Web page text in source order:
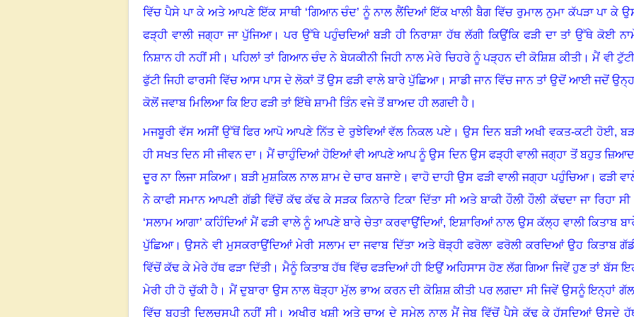
ਵਿੱਚ ਪੈਸੇ ਪਾ ਕੇ ਅਤੇ ਆਪਣੇ ਇੱਕ ਸਾਥੀ ‘ਗਿਆਨ ਚੰਦ’ਨੂੰ ਨਾਲ ਲੈਂਦਿਆਂ ਇੱਕ ਖਾਲੀ ਬੈਗ ਵਿੱਚ ਰੁਮਾਲ ਨੁਮਾ ਕੱਪੜਾ ਪਾ ਕੇ
ਫੜ੍ਹੀ ਵਾਲੀ ਜਗ੍ਹਾ ਜਾ ਪੁੱਜਿਆ।ਪਰ ਉੱਥੇ ਪਹੁੰਚਦਿਆਂ ਬੜੀ ਹੀ ਨਿਰਾਸ਼ਾ ਹੱਥ ਲੱਗੀ ਕਿਉਂਕਿ ਫੜੀ ਦਾ ਤਾਂ ਉੱਥੇ ਕੋਈ
ਨਿਸ਼ਾਨ ਹੀ ਨਹੀਂ ਸੀ।ਪਹਿਲਾਂ ਤਾਂ ਗਿਆਨ ਚੰਦ ਨੇ ਬੇਯਕੀਨੀ ਜਿਹੀ ਨਾਲ ਮੇਰੇ ਚਿਹਰੇ ਨੂੰ ਪੜ੍ਹਨ ਦੀ ਕੋਸ਼ਿਸ਼ ਕੀਤੀ। ਮੈਂ ਵੀ
ਫੁੱਟੀ ਜਿਹੀ ਫਾਰਸੀ ਵਿੱਚ ਆਸ ਪਾਸ ਦੇ ਲੋਕਾਂ ਤੋਂ ਉਸ ਫੜੀ ਵਾਲੇ ਬਾਰੇ ਪੁੱਛਿਆ। ਸਾਡੀ ਜਾਨ ਵਿੱਚ ਜਾਨ ਤਾਂ ਉਦੋਂ ਆਈ ਜਦੋਂ
ਕੋਲੋਂ ਜਵਾਬ ਮਿਲਿਆ ਕਿ ਇਹ ਫੜੀ ਤਾਂ ਇੱਥੇ ਸ਼ਾਮੀ ਤਿੰਨ ਵਜੇ ਤੋਂ ਬਾਅਦ ਹੀ ਲਗਦੀ ਹੈ ।
ਮਜਬੂਰੀ ਵੱਸ ਅਸੀਂ ਉੱਥੋਂ ਫਿਰ ਆਪੋ ਆਪਣੇ ਨਿੱਤ ਦੇ ਰੁਝੇਵਿਆਂ ਵੱਲ ਨਿਕਲ ਪਏ । ਉਸ ਦਿਨ ਬੜੀ ਅਖੀ ਵਕਤ-ਕਟੀ ਹੋਈ,
ਹੀ ਸਖਤ ਦਿਨ ਸੀ ਜੀਵਨ ਦਾ। ਮੈਂ ਚਾਹੁੰਦਿਆਂ ਹੋਇਆਂ ਵੀ ਆਪਣੇ ਆਪ ਨੂੰ ਉਸ ਦਿਨ ਉਸ ਫੜ੍ਹੀ ਵਾਲੀ ਜਗ੍ਹਾ ਤੋਂ ਬਹੁਤ
ਦੂਰ ਨਾ ਲਿਜਾ ਸਕਿਆ।ਬੜੀ ਮੁਸ਼ਕਿਲ ਨਾਲ ਸ਼ਾਮ ਦੇ ਚਾਰ ਬਜਾਏ। ਵਾਹੋ ਦਾਹੀ ਉਸ ਫੜੀ ਵਾਲੀ ਜਗ੍ਹਾ ਪਹੁੰਚਿਆ। ਫੜੀ
ਨੇ ਕਾਫੀ ਸਮਾਨ ਆਪਣੀ ਗੱਡੀ ਵਿੱਚੋਂ ਕੱਢ ਕੱਢ ਕੇ ਸੜਕ ਕਿਨਾਰੇ ਟਿਕਾ ਦਿੱਤਾ ਸੀ ਅਤੇ ਬਾਕੀ ਹੌਲੀ ਹੌਲੀ ਕੱਢਦਾ ਜਾ ਰਿਹਾ ਸੀ
‘ਸਲਾਮ ਆਗਾ’ਕਹਿੰਦਿਆਂ ਮੈਂ ਫੜੀ ਵਾਲੇ ਨੂੰ ਆਪਣੇ ਬਾਰੇ ਚੇਤਾ ਕਰਵਾਉਂਦਿਆਂ,ਇਸ਼ਾਰਿਆਂ ਨਾਲ ਉਸ ਕੱਲ੍ਹ ਵਾਲੀ ਕਿਤਾਬ
ਪੁੱਛਿਆ।ਉਸਨੇ ਵੀ ਮੁਸਕਰਾਉਂਦਿਆਂ ਮੇਰੀ ਸਲਾਮ ਦਾ ਜਵਾਬ ਦਿੱਤਾ ਅਤੇ ਥੋੜ੍ਹੀ ਫਰੋਲਾ ਫਰੋਲੀ ਕਰਦਿਆਂ ਉਹ ਕਿਤਾਬ
ਵਿੱਚੋਂ ਕੱਢ ਕੇ ਮੇਰੇ ਹੱਥ ਫੜਾ ਦਿੱਤੀ। ਮੈਨੂੰ ਕਿਤਾਬ ਹੱਥ ਵਿੱਚ ਫੜਦਿਆਂ ਹੀ ਇਉਂ ਅਹਿਸਾਸ ਹੋਣ ਲੱਗ ਗਿਆ ਜਿਵੇਂ ਹੁਣ ਤਾਂ ਬੱਸ
ਮੇਰੀ ਹੀ ਹੋ ਚੁੱਕੀ ਹੈ । ਮੈਂ ਦੁਬਾਰਾ ਉਸ ਨਾਲ ਥੋੜ੍ਹਾ ਮੁੱਲ ਭਾਅ ਕਰਨ ਦੀ ਕੋਸ਼ਿਸ਼ ਕੀਤੀ ਪਰ ਲਗਦਾ ਸੀ ਜਿਵੇਂ ਉਸਨੂੰ ਇਨ੍ਹਾਂ
ਵਿੱਚ ਬਹੁਤੀ ਦਿਲਚਸਪੀ ਨਹੀਂ ਸੀ।ਅਖੀਰ ਖੁਸ਼ੀ ਅਤੇ ਚਾਅ ਦੇ ਸੁਮੇਲ ਨਾਲ ਮੈਂ ਜੇਬ ਵਿੱਚੋਂ ਪੈਸੇ ਕੱਢ ਕੇ ਹੱਸਦਿਆਂ ਉਸਦੇ